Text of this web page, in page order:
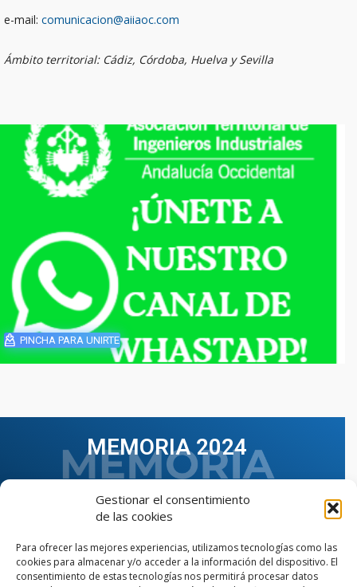
Gestionar el consentimiento
de las cookies
Para ofrecer las mejores experiencias, utilizamos tecnologías como las
cookies para almacenar y/o acceder a la información del dispositivo. El
consentimiento de estas tecnologías nos permitirá procesar datos
e-mail: comunicacion@aiiaoc.com
Ámbito territorial: Cádiz, Córdoba, Huelva y Sevilla
PINCHA PARA UNIRTE
MEMORIA 2024